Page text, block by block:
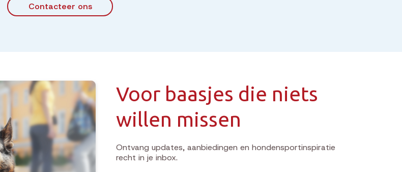
Contacteer ons
Voor baasjes die niets
willen missen
Ontvang updates, aanbiedingen en hondensportinspiratie
recht in je inbox.